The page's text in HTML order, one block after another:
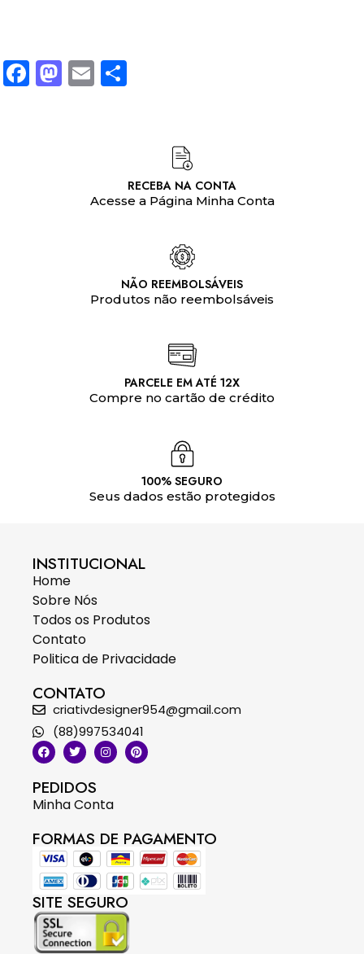
Facebook
Mastodon
Email
RECEBA NA CONTA
Acesse a Página Minha Conta
NÃO REEMBOLSÁVEIS
Produtos não reembolsáveis
PARCELE EM ATÉ 12X
Compre no cartão de crédito
100% SEGURO
Seus dados estão protegidos
INSTITUCIONAL
Home
Sobre Nós
Todos os Produtos
Contato
Politica de Privacidade
CONTATO
criativdesigner954@gmail.com
(88)997534041
PEDIDOS
Minha Conta
FORMAS DE PAGAMENTO
SITE SEGURO